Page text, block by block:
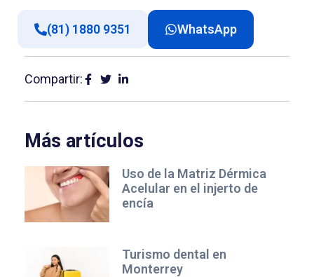
(81) 1880 9351 WhatsApp
Compartir:
Más artículos
Uso de la Matriz Dérmica
Acelular en el injerto de
encía
Turismo dental en
Monterrey